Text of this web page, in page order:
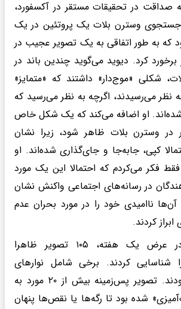
صداقت در تحقیقات مستقر در آکسفورد،
جستجوی وسترن بلات یک پروتئین در یک
که به طور اتفاقی به یک تصویر عجیب در
برخورد کرد. دیوید می‌گوید چندین باند در
شکلی «موج‌دار» داشتند که «متمایز»
نظر می‌رسیدند، اگرچه به نظر می‌رسید که
شده‌اند. او اضافه می‌کند که یک شکل خاص
در وسترن بلات ظاهر شود، زیرا نشان
کپی، جابه‌جا و جای‌گذاری شده‌اند. او
فکر می‌کردم که احتمالا این یک مورد
در رسانه‌های اجتماعی واکنش نشان
آن‌ها ناامیدی خود را در مورد بحران عدم
کردند.
محققان دیگری در عرض یک هفته، ۱۰۵ تصویر ظاهرا
شناسایی کردند. برخی شامل نوارهای
پروتئینی تکراری بودند. تصویر پس‌زمینه بیش از ۲۰ مورد به
شده بود تا رگه‌ها یا نقص‌ها پنهان